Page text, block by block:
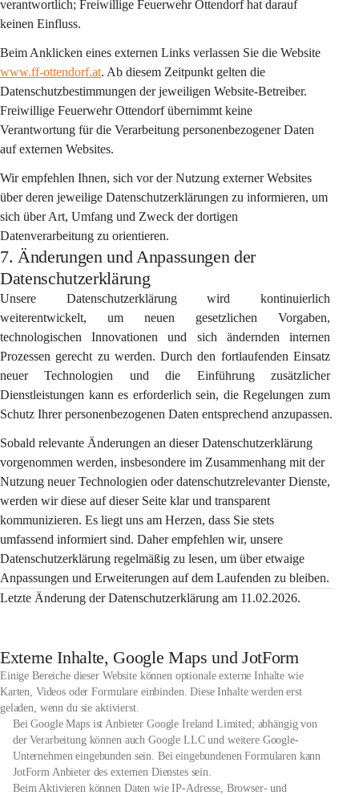
verantwortlich; Freiwillige Feuerwehr Ottendorf hat darauf
keinen Einfluss.
Beim Anklicken eines externen Links verlassen Sie die Website
www.ff-ottendorf.at. Ab diesem Zeitpunkt gelten die
Datenschutzbestimmungen der jeweiligen Website-Betreiber.
Freiwillige Feuerwehr Ottendorf übernimmt keine
Verantwortung für die Verarbeitung personenbezogener Daten
auf externen Websites.
Wir empfehlen Ihnen, sich vor der Nutzung externer Websites
über deren jeweilige Datenschutzerklärungen zu informieren, um
sich über Art, Umfang und Zweck der dortigen
Datenverarbeitung zu orientieren.
7. Änderungen und Anpassungen der
Datenschutzerklärung
Unsere Datenschutzerklärung wird kontinuierlich
weiterentwickelt, um neuen gesetzlichen Vorgaben,
technologischen Innovationen und sich ändernden internen
Prozessen gerecht zu werden. Durch den fortlaufenden Einsatz
neuer Technologien und die Einführung zusätzlicher
Dienstleistungen kann es erforderlich sein, die Regelungen zum
Schutz Ihrer personenbezogenen Daten entsprechend anzupassen.
Sobald relevante Änderungen an dieser Datenschutzerklärung
vorgenommen werden, insbesondere im Zusammenhang mit der
Nutzung neuer Technologien oder datenschutzrelevanter Dienste,
werden wir diese auf dieser Seite klar und transparent
kommunizieren. Es liegt uns am Herzen, dass Sie stets
umfassend informiert sind. Daher empfehlen wir, unsere
Datenschutzerklärung regelmäßig zu lesen, um über etwaige
Anpassungen und Erweiterungen auf dem Laufenden zu bleiben.
Letzte Änderung der Datenschutzerklärung am 11.02.2026.
Externe Inhalte, Google Maps und JotForm
Einige Bereiche dieser Website können optionale externe Inhalte wie
Karten, Videos oder Formulare einbinden. Diese Inhalte werden erst
geladen, wenn du sie aktivierst.
Bei Google Maps ist Anbieter Google Ireland Limited; abhängig von
der Verarbeitung können auch Google LLC und weitere Google-
Unternehmen eingebunden sein. Bei eingebundenen Formularen kann
JotForm Anbieter des externen Dienstes sein.
Beim Aktivieren können Daten wie IP-Adresse, Browser- und